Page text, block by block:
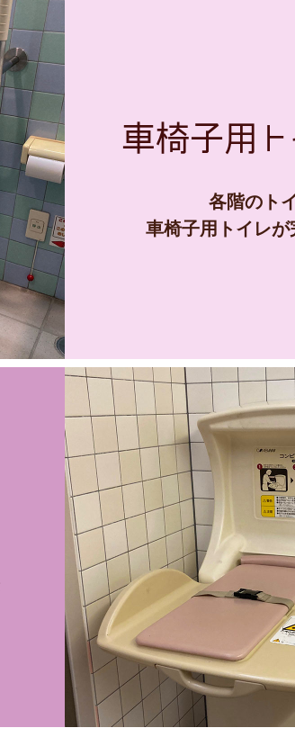
車椅子用ト
各階のト
車椅子用トイレが